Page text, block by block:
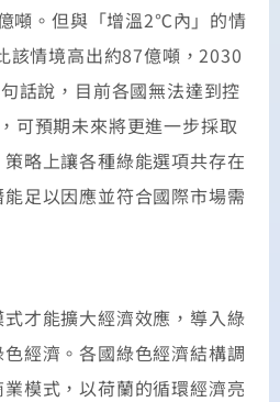
噸。但與「增溫2℃內」的情
該情境高出約87億噸，2030
話說，目前各國無法達到控
可預期未來將更進一步採取
略上讓各種綠能選項共存在
足以因應並符合國際市場需
才能擴大經濟效應，導入綠
經濟。各國綠色經濟結構調
模式，以荷蘭的循環經濟亮